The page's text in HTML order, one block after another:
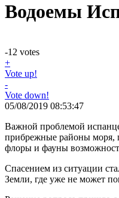
Водоемы
-12 votes
+
Vote up!
-
Vote down!
05/08/2019 08:53:47
Важной проблемой
прибрежные районы моря,
флоры и фауны
Спасением из ситуации
Земли, где уже не может